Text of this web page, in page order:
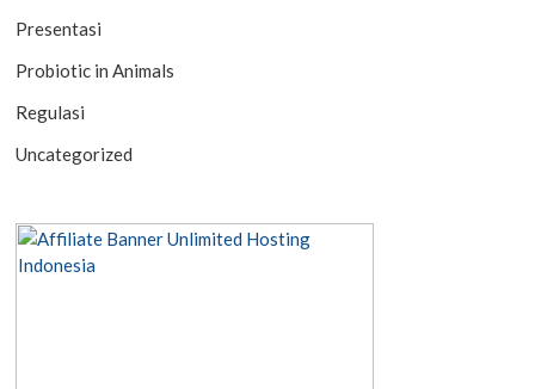
Presentasi
Probiotic in Animals
Regulasi
Uncategorized